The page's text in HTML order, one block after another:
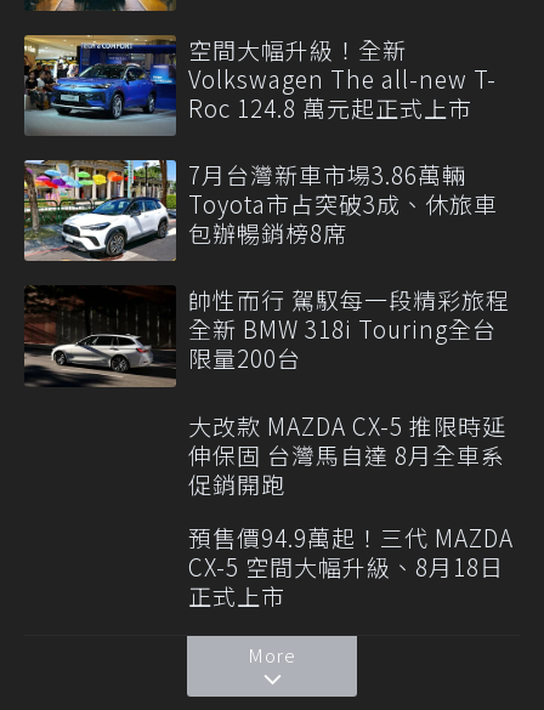
空間大幅升級！全新
Volkswagen The all-new T-
Roc 124.8 萬元起正式上市
7月台灣新車市場3.86萬輛
Toyota市占突破3成、休旅車
包辦暢銷榜8席
帥性而行 駕馭每一段精彩旅程
全新 BMW 318i Touring全台
限量200台
大改款 MAZDA CX-5 推限時延
伸保固 台灣馬自達 8月全車系
促銷開跑
預售價94.9萬起！三代 MAZDA
CX-5 空間大幅升級、8月18日
正式上市
More